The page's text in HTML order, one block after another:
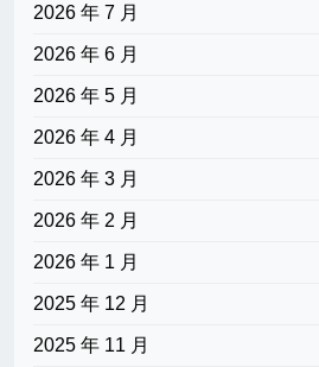
2026 年 7 月
2026 年 6 月
2026 年 5 月
2026 年 4 月
2026 年 3 月
2026 年 2 月
2026 年 1 月
2025 年 12 月
2025 年 11 月